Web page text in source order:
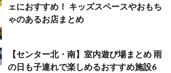
ェにおすすめ！ キッズスペースやおもち
ゃのあるお店まとめ
【センター北・南】室内遊び場まとめ 雨
の日も子連れで楽しめるおすすめ施設6